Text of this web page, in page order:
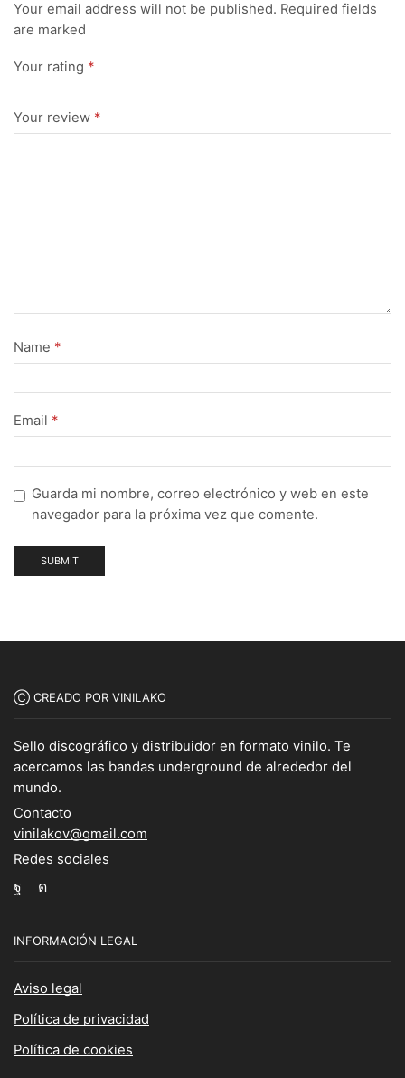
Your email address will not be published. Required fields
are marked
Your rating *
Your review *
Name *
Email *
Guarda mi nombre, correo electrónico y web en este
navegador para la próxima vez que comente.
Ⓒ CREADO POR VINILAKO
Sello discográfico y distribuidor en formato vinilo. Te
acercamos las bandas underground de alrededor del
mundo.
Contacto
vinilakov@gmail.com
Redes sociales
Facebook
Instagram
INFORMACIÓN LEGAL
Aviso legal
Política de privacidad
Política de cookies